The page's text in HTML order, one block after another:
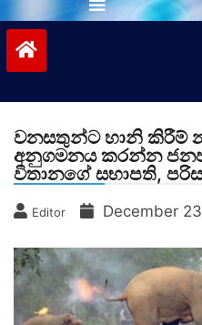
වනසතුන්ට හානි කිරීම්
අනුගමනය කරන්න
විතානගේ සභාපති,
Editor December